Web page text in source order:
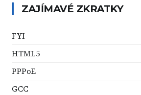
ZAJÍMAVÉ ZKRATKY
FYI
HTML5
PPPoE
GCC